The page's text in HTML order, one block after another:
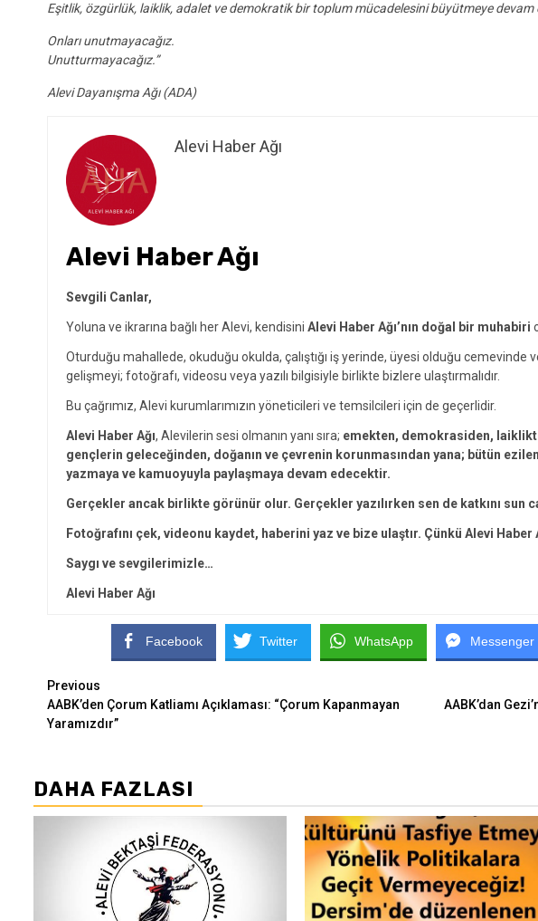
Eşitlik, özgürlük, laiklik, adalet ve demokratik bir toplum mücadelesini büyütmeye devam
Onları unutmayacağız.
Unutturmayacağız.”
Alevi Dayanışma Ağı (ADA)
Alevi Haber Ağı
Alevi Haber Ağı
Sevgili Canlar,
Yoluna ve ikrarına bağlı her Alevi, kendisini Alevi Haber Ağı’nın doğal bir muhabiri
Oturduğu mahallede, okuduğu okulda, çalıştığı iş yerinde, üyesi olduğu cemevinde
gelişmeyi; fotoğrafı, videosu veya yazılı bilgisiyle birlikte bizlere ulaştırmalıdır.
Bu çağrımız, Alevi kurumlarımızın yöneticileri ve temsilcileri için de geçerlidir.
Alevi Haber Ağı, Alevilerin sesi olmanın yanı sıra; emekten, demokrasiden,
gençlerin geleceğinden, doğanın ve çevrenin korunmasından yana; bütün
yazmaya ve kamuoyuyla paylaşmaya devam edecektir.
Gerçekler ancak birlikte görünür olur. Gerçekler yazılırken sen de katkını sun
Fotoğrafını çek, videonu kaydet, haberini yaz ve bize ulaştır. Çünkü Alevi
Saygı ve sevgilerimizle…
Alevi Haber Ağı
Facebook Twitter WhatsApp Messenger
Continue
Reading
Previous
AABK’den Çorum Katliamı Açıklaması: “Çorum Kapanmayan
Yaramızdır”
AABK’dan
DAHA FAZLASI